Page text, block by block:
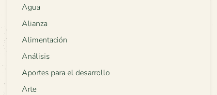
Agua
Alianza
Alimentación
Análisis
Aportes para el desarrollo
Arte